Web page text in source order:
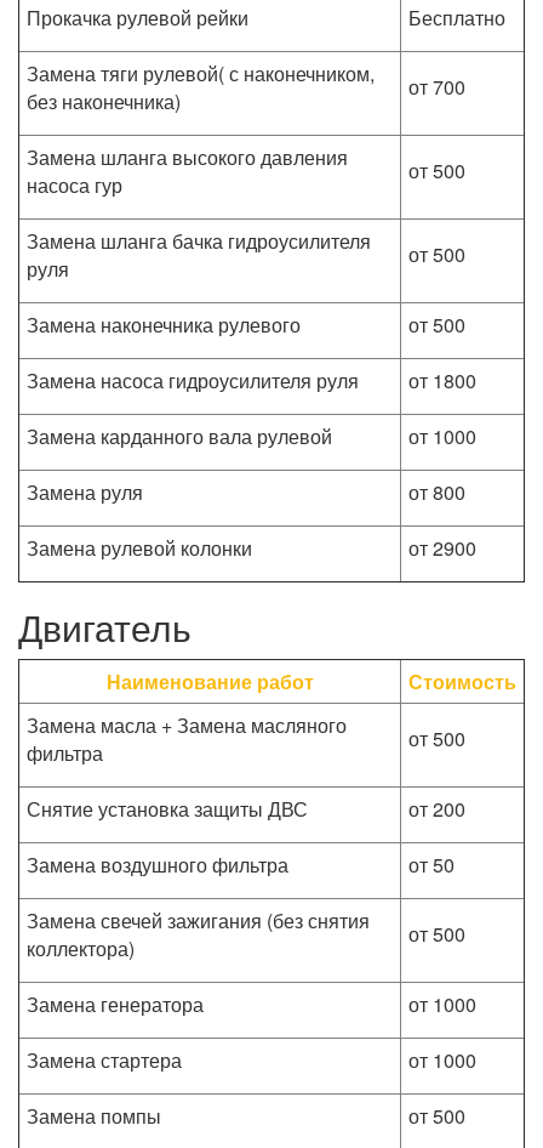
Прокачка рулевой рейки
Бесплатно
Замена тяги рулевой( с наконечником,
без наконечника)
от 700
Замена шланга высокого давления
насоса гур
от 500
Замена шланга бачка гидроусилителя
руля
от 500
Замена наконечника рулевого
от 500
Замена насоса гидроусилителя руля
от 1800
Замена карданного вала рулевой
от 1000
Замена руля
от 800
Замена рулевой колонки
от 2900
Двигатель
Наименование работ
Стоимость
Замена масла + Замена масляного
фильтра
от 500
Снятие установка защиты ДВС
от 200
Замена воздушного фильтра
от 50
Замена свечей зажигания (без снятия
коллектора)
от 500
Замена генератора
от 1000
Замена стартера
от 1000
Замена помпы
от 500